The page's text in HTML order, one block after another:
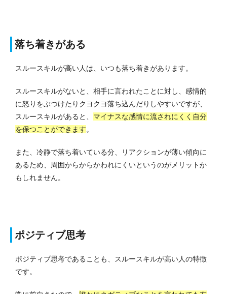
落ち着きがある
スルースキルが高い人は、いつも落ち着きがあります。
スルースキルがないと、相手に言われたことに対し、感情的
に怒りをぶつけたりクヨクヨ落ち込んだりしやすいですが、
スルースキルがあると、 マイナスな感情に流されにくく自分
を保つことができます。
また、冷静で落ち着いている分、リアクションが薄い傾向に
あるため、周囲からからかわれにくいというのがメリットか
もしれません。
ポジティブ思考
ポジティブ思考であることも、スルースキルが高い人の特徴
です。